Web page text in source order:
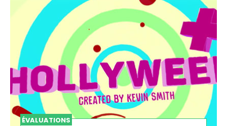
ÉVALUATIONS